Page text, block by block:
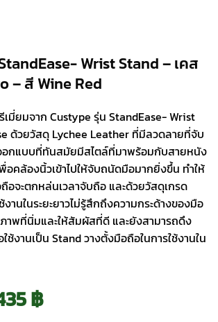
Wrist Stand – เคส
– สี Wine Red
มี่ยมจาก Custype รุ่น StandEase- Wrist
ด้วยวัสดุ Lychee Leather ที่มีลวดลายที่จับ
อกแบบที่ทันสมัยมีสไตล์ที่มาพร้อมกับสายหนัง
คล้องนิ้วเข้าไปให้จับถนัดมือมากยิ่งขึ้น ทำให้
อจะตกหล่นเวลาจับถือ และด้วยวัสดุเกรด
งานในระยะยาวไม่รู้สึกถึงความกระด้างของมือ
าพที่นิ่มและให้สัมผัสที่ดี และยังสามารถดึง
ช้งานเป็น Stand วางตั้งมือถือในการใช้งานใน
฿Current